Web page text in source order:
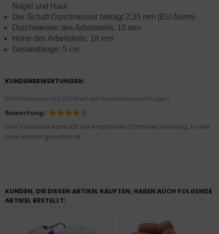
Nagel und Haut
Der Schaft-Durchmesser beträgt 2,35 mm (EU-Norm)
Durchmesser des Arbeitsteils: 10 mm
Höhe des Arbeitsteils: 18 mm
Gesamtlänge: 5 cm
KUNDENBEWERTUNGEN:
Informationen zur Echtheit der Kundenbewertungen
Bewertung:
Den Verkäufer kann ich nur empfehlen. Schnelle Lieferung, so wie
man es hier gewohnt ist.
KUNDEN, DIE DIESEN ARTIKEL KAUFTEN, HABEN AUCH FOLGENDE
ARTIKEL BESTELLT: